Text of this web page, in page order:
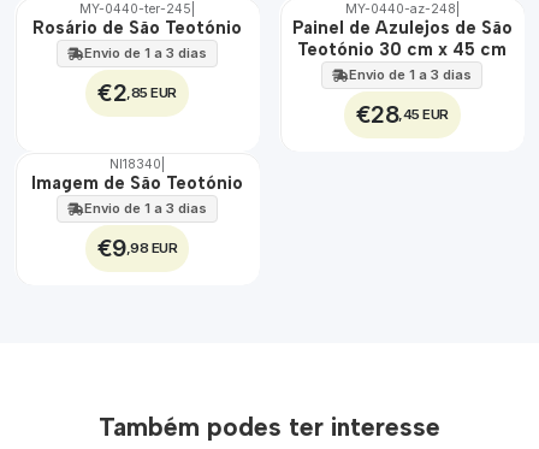
🇵🇹
100%
MY-0440-ter-245
Rosário de São Teotónio
Envio de 1 a 3 dias
€2 ,85 EUR
🇵🇹
100%
EXT.
MY-0440-az-248
Painel de Azulejos de São
Teotónio 30 cm x 45 cm
Envio de 1 a 3 dias
€28,45 EUR
NI18340
Imagem de São Teotónio
Envio de 1 a 3 dias
€9,98 EUR
Também podes ter interesse